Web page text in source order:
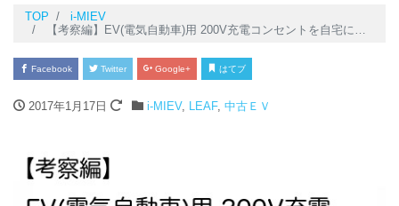
TOP
i-MIEV
【考察編】EV(電気自動車)用 200V充電コンセントを自宅に設置するまで
Facebook Twitter Google+ はてブ
2017年1月17日 i-MIEV, LEAF, 中古ＥＶ